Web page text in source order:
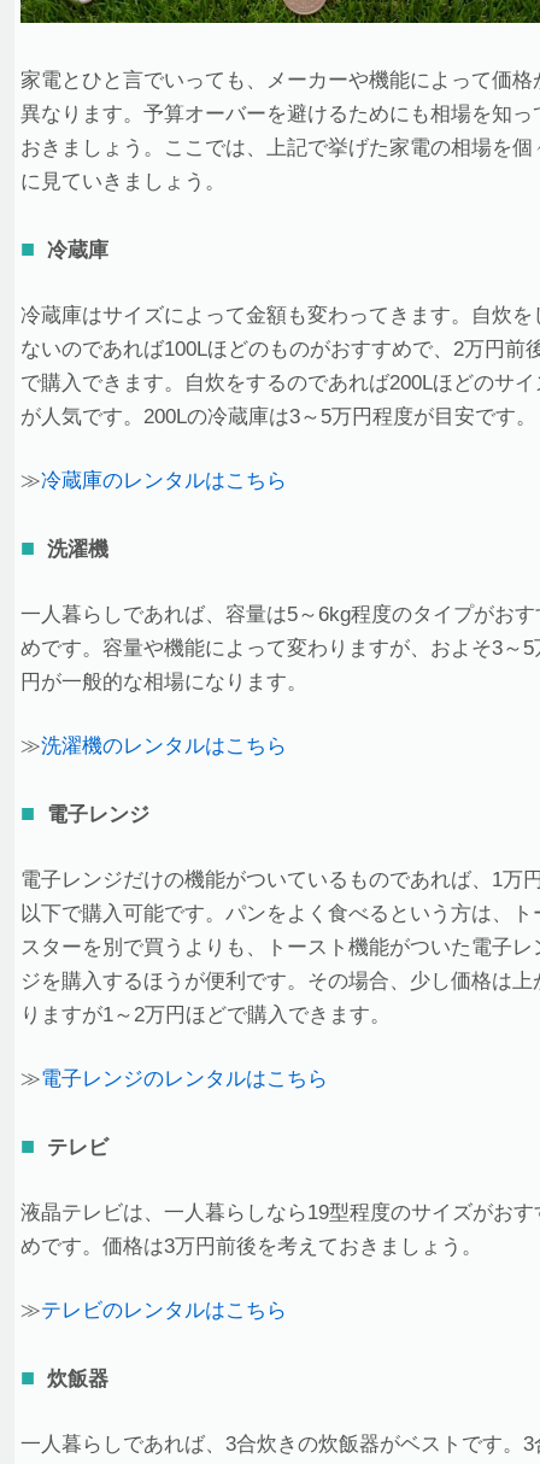
家電とひと言でいっても、メーカーや機能によって価格
異なります。予算オーバーを避けるためにも相場を知っ
おきましょう。ここでは、上記で挙げた家電の相場を個
に見ていきましょう。
冷蔵庫
冷蔵庫はサイズによって金額も変わってきます。自炊を
ないのであれば100Lほどのものがおすすめで、2万円前
で購入できます。自炊をするのであれば200Lほどのサイ
が人気です。200Lの冷蔵庫は3～5万円程度が目安です。
≫冷蔵庫のレンタルはこちら
洗濯機
一人暮らしであれば、容量は5～6kg程度のタイプがおす
めです。容量や機能によって変わりますが、およそ3～5
円が一般的な相場になります。
≫洗濯機のレンタルはこちら
電子レンジ
電子レンジだけの機能がついているものであれば、1万
以下で購入可能です。パンをよく食べるという方は、ト
スターを別で買うよりも、トースト機能がついた電子レ
ジを購入するほうが便利です。その場合、少し価格は上
りますが1～2万円ほどで購入できます。
≫電子レンジのレンタルはこちら
テレビ
液晶テレビは、一人暮らしなら19型程度のサイズがおす
めです。価格は3万円前後を考えておきましょう。
≫テレビのレンタルはこちら
炊飯器
一人暮らしであれば、3合炊きの炊飯器がベストです。3